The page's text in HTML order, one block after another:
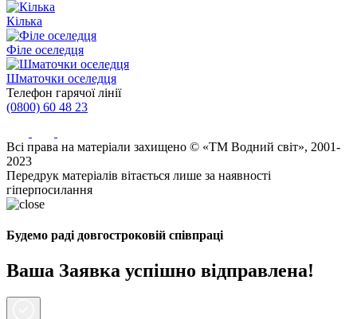
Кілька
Філе оселедця
Шматочки оселедця
Телефон гарячої лінії
(0800) 60 48 23
Всі права на матеріали захищено © «ТМ Водний світ», 2001-
2023
Передрук матеріалів вітається лише за наявності
гіперпосилання
Будемо раді довгостроковій співпраці
Ваша Заявка успішно відправлена!